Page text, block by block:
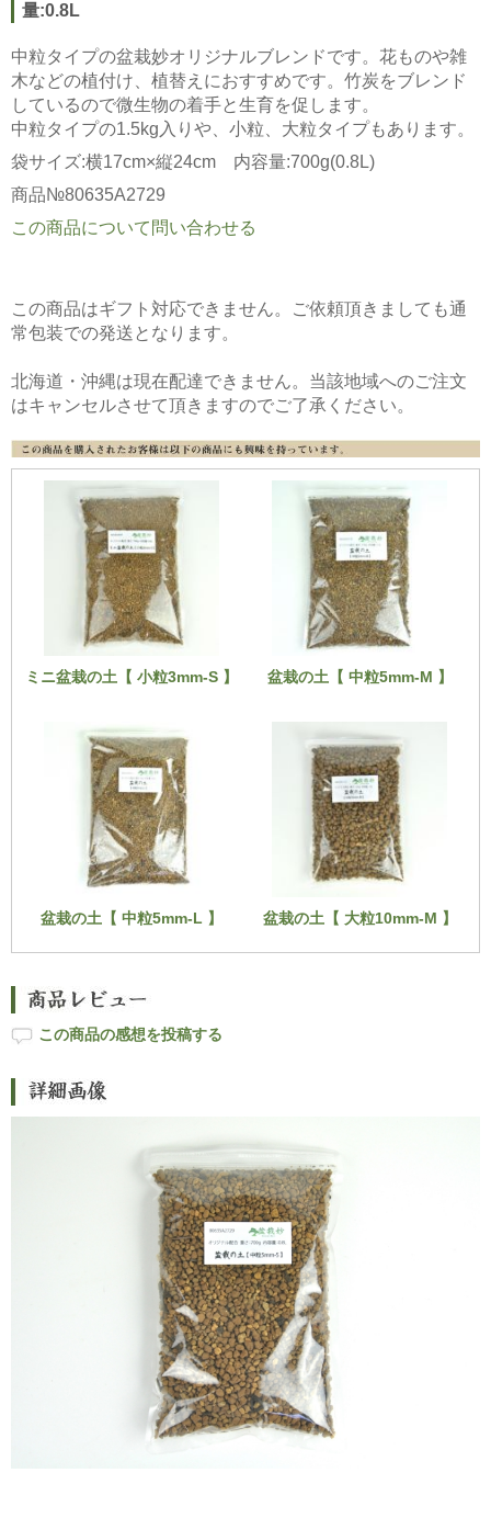
量:0.8L
中粒タイプの盆栽妙オリジナルブレンドです。花ものや雑
木などの植付け、植替えにおすすめです。竹炭をブレンド
しているので微生物の着手と生育を促します。
中粒タイプの1.5kg入りや、小粒、大粒タイプもあります。
袋サイズ:横17cm×縦24cm 内容量:700g(0.8L)
商品№80635A2729
この商品について問い合わせる
この商品はギフト対応できません。ご依頼頂きましても通
常包装での発送となります。
北海道・沖縄は現在配達できません。当該地域へのご注文
はキャンセルさせて頂きますのでご了承ください。
ミニ盆栽の土【 小粒3mm-S 】 盆栽の土【 中粒5mm-M 】
盆栽の土【 中粒5mm-L 】 盆栽の土【 大粒10mm-M 】
この商品の感想を投稿する